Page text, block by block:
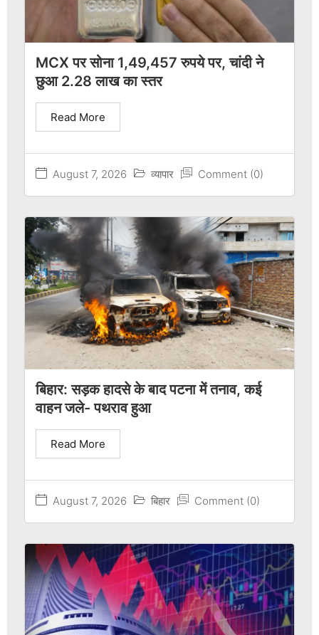
MCX पर सोना 1,49,457 रुपये पर, चांदी ने
छुआ 2.28 लाख का स्तर
August 7, 2026 व्यापार Comment (0)
Read More
बिहार: सड़क हादसे के बाद पटना में तनाव, कई
वाहन जले- पथराव हुआ
August 7, 2026 बिहार Comment (0)
Read More